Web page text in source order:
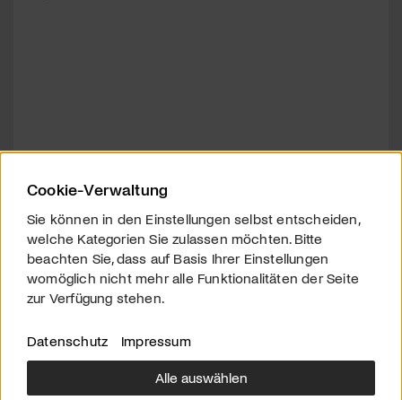
Cookie-Verwaltung
Sie können in den Einstellungen selbst entscheiden,
welche Kategorien Sie zulassen möchten. Bitte
beachten Sie, dass auf Basis Ihrer Einstellungen
womöglich nicht mehr alle Funktionalitäten der Seite
zur Verfügung stehen.
Datenschutz Impressum
Alle auswählen